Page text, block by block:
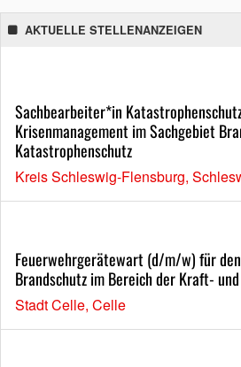
AKTUELLE STELLENANZEIGEN
Sachbearbeiter*in
Krisenmanagement im Sachgebiet
Katastrophenschutz
Kreis Schleswig-Flensburg,
Feuerwehrgerätewart (d/m/w) für
Brandschutz im Bereich der Kraft-
Stadt Celle, Celle